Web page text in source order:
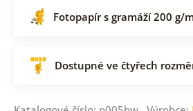
Fotopapír s gramáží 200 g/
Dostupné ve čtyřech